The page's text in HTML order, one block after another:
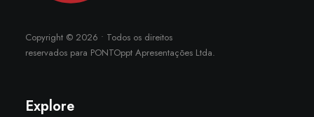
Copyright © 2026 • Todos os direitos
reservados para PONTOppt Apresentações Ltda.
Explore